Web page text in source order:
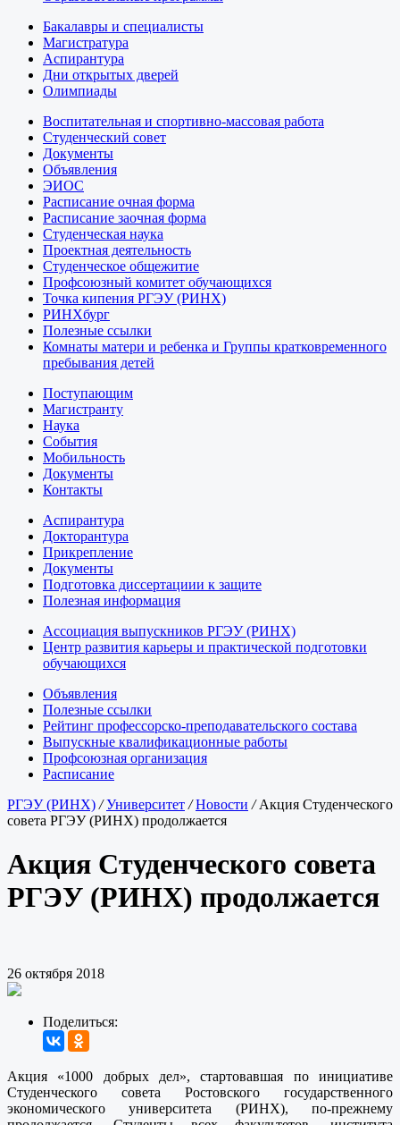
Бакалавры и специалисты
Магистратура
Аспирантура
Дни открытых дверей
Олимпиады
Воспитательная и спортивно-массовая работа
Студенческий совет
Документы
Объявления
ЭИОС
Расписание очная форма
Расписание заочная форма
Студенческая наука
Проектная деятельность
Студенческое общежитие
Профсоюзный комитет обучающихся
Точка кипения РГЭУ (РИНХ)
РИНХбург
Полезные ссылки
Комнаты матери и ребенка и Группы кратковременного
пребывания детей
Поступающим
Магистранту
Наука
События
Мобильность
Документы
Контакты
Аспирантура
Докторантура
Прикрепление
Документы
Подготовка диссертациии к защите
Полезная информация
Ассоциация выпускников РГЭУ (РИНХ)
Центр развития карьеры и практической подготовки
обучающихся
Объявления
Полезные ссылки
Рейтинг профессорско-преподавательского состава
Выпускные квалификационные работы
Профсоюзная организация
Расписание
РГЭУ (РИНХ) /Университет /Новости /Акция Студенческого
совета РГЭУ (РИНХ) продолжается
Акция Студенческого совета
РГЭУ (РИНХ) продолжается
26 октября 2018
Поделиться:
Акция «1000 добрых дел», стартовавшая по инициативе
Студенческого совета Ростовского государственного
экономического университета (РИНХ), по-прежнему